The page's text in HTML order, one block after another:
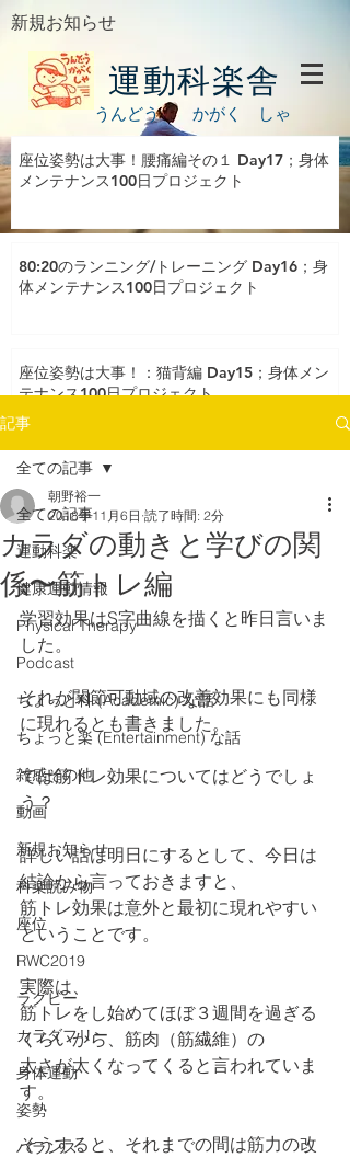
新規お知らせ
運動科楽舎
うんどう かがく しゃ
座位姿勢は大事！腰痛編その１ Day17；身体
メンテナンス100日プロジェクト
80:20のランニング/トレーニング Day16；身
体メンテナンス100日プロジェクト
座位姿勢は大事！：猫背編 Day15；身体メン
テナンス100日プロジェクト
記事
全ての記事
運動科楽
健康運動情報
Physical Therapy
Podcast
ちょっと科 (Academic) な話
ちょっと楽 (Entertainment) な話
雑感その他
動画
新規お知らせ
科楽読み物
座位
RWC2019
ラグビー
カラダフリー
身体運動
姿勢
バランス
全ての記事
カラダの動きと学びの関
係〜筋トレ編
朝野裕一
2018年11月6日 読了時間: 2分
学習効果はS字曲線を描くと昨日言いま
した。
それが関節可動域の改善効果にも同様
に現れるとも書きました。
では筋トレ効果についてはどうでしょ
う？
詳しい話は明日にするとして、今日は
結論から言っておきますと、
筋トレ効果は意外と最初に現れやすい
ということです。
実際は、
筋トレをし始めてほぼ３週間を過ぎる
くらいから、筋肉（筋繊維）の
太さが太くなってくると言われていま
す。
そうすると、それまでの間は筋力の改